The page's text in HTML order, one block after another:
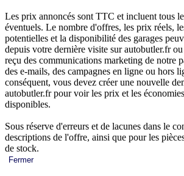
Les prix annoncés sont TTC et incluent tous
éventuels. Le nombre d'offres, les prix réels,
potentielles et la disponibilité des garages
depuis votre dernière visite sur autobutler.fr
reçu des communications marketing de notre
des e-mails, des campagnes en ligne ou hors
conséquent, vous devez créer une nouvelle
autobutler.fr pour voir les prix et les
disponibles.
Sous réserve d'erreurs et de lacunes dans le
descriptions de l'offre, ainsi que pour les
de stock.
Fermer